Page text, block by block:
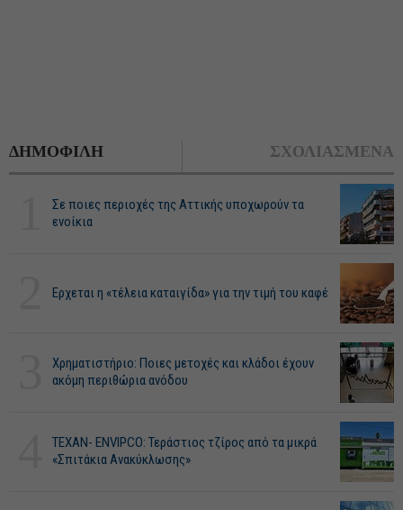
ΔΗΜΟΦΙΛΗ ΣΧΟΛΙΑΣΜΕΝΑ
Σε ποιες περιοχές της Αττικής υποχωρούν τα
ενοίκια
Ερχεται η «τέλεια καταιγίδα» για την τιμή του καφέ
Χρηματιστήριο: Ποιες μετοχές και κλάδοι έχουν
ακόμη περιθώρια ανόδου
ΤΕΧΑΝ- ENVIPCO: Τεράστιος τζίρος από τα μικρά
«Σπιτάκια Ανακύκλωσης»